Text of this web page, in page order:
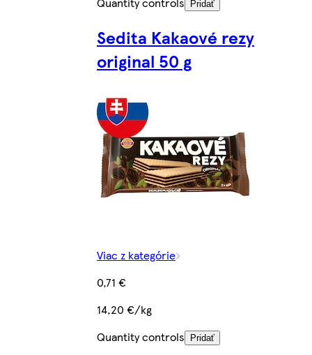
Pridať
Sedita Kakaové rezy
original 50 g
Viac z kategórie
0,71 €
14,20 €/kg
Quantity controls
Pridať